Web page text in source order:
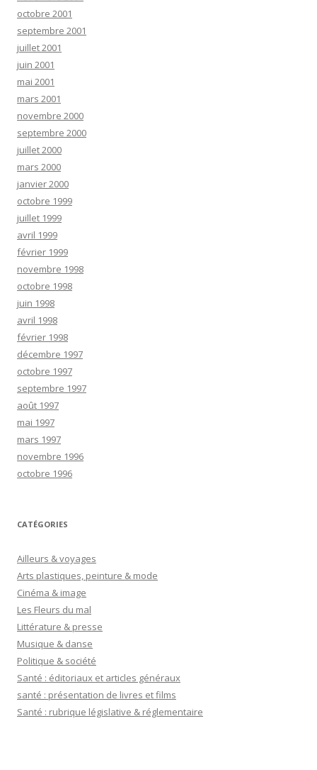
octobre 2001
septembre 2001
juillet 2001
juin 2001
mai 2001
mars 2001
novembre 2000
septembre 2000
juillet 2000
mars 2000
janvier 2000
octobre 1999
juillet 1999
avril 1999
février 1999
novembre 1998
octobre 1998
juin 1998
avril 1998
février 1998
décembre 1997
octobre 1997
septembre 1997
août 1997
mai 1997
mars 1997
novembre 1996
octobre 1996
CATÉGORIES
Ailleurs & voyages
Arts plastiques, peinture & mode
Cinéma & image
Les Fleurs du mal
Littérature & presse
Musique & danse
Politique & société
Santé : éditoriaux et articles généraux
santé : présentation de livres et films
Santé : rubrique législative & réglementaire